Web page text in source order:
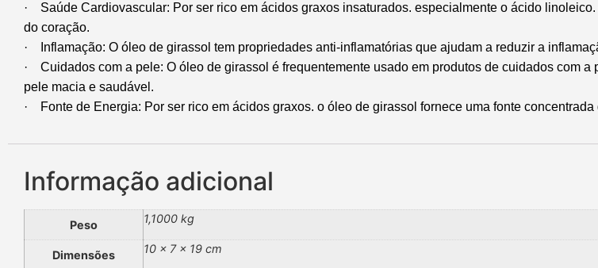
· Saúde Cardiovascular: Por ser rico em ácidos graxos insaturados. especialmente o ácido
do coração.
· Inflamação: O óleo de girassol tem propriedades anti-inflamatórias que ajudam a reduzir a
· Cuidados com a pele: O óleo de girassol é frequentemente usado em produtos de cuidados com
pele macia e saudável.
· Fonte de Energia: Por ser rico em ácidos graxos. o óleo de girassol fornece uma fonte concentrada
Informação adicional
Peso 1,1000 kg
Dimensões 10 × 7 × 19 cm